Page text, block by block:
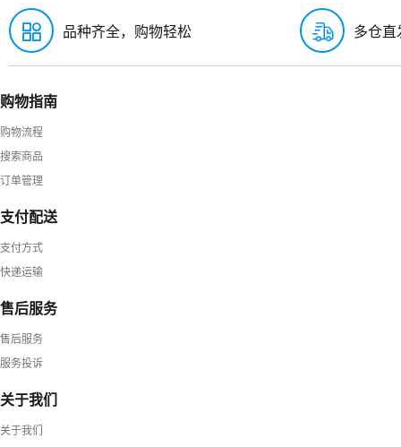
品种齐全，购物轻松 多仓直
购物指南
购物流程
搜索商品
订单管理
支付配送
支付方式
快递运输
售后服务
售后服务
服务投诉
关于我们
关于我们